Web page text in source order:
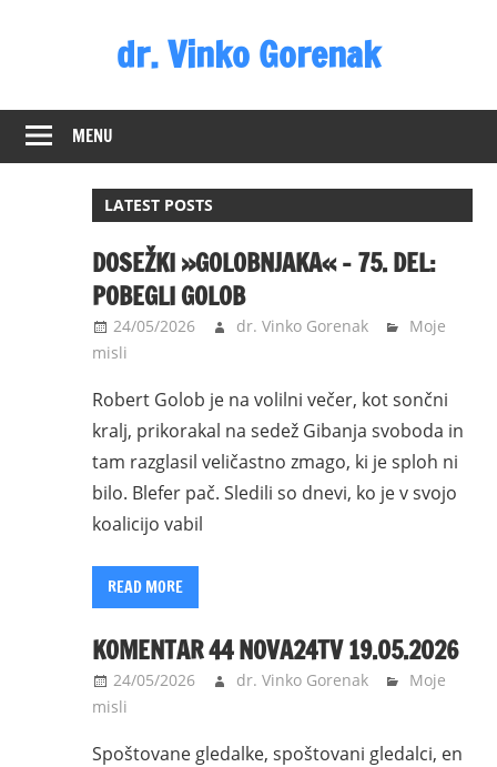
dr. Vinko Gorenak
poslanec
DZ
MENU
LATEST POSTS
DOSEŽKI »GOLOBNJAKA« – 75. DEL:
POBEGLI GOLOB
24/05/2026 dr. Vinko Gorenak
Moje
misli
Robert Golob je na volilni večer, kot sončni
kralj, prikorakal na sedež Gibanja svoboda in
tam razglasil veličastno zmago, ki je sploh ni
bilo. Blefer pač. Sledili so dnevi, ko je v svojo
koalicijo vabil
READ MORE
KOMENTAR 44 NOVA24TV 19.05.2026
24/05/2026 dr. Vinko Gorenak
Moje
misli
Spoštovane gledalke, spoštovani gledalci, en